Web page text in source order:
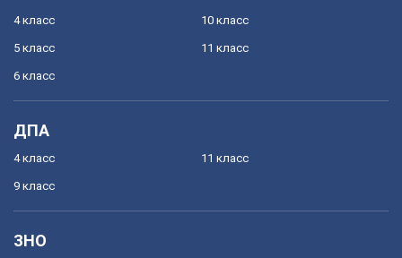
4 класс
5 класс
6 класс
10 класс
11 класс
ДПА
4 класс
9 класс
11 класс
ЗНО